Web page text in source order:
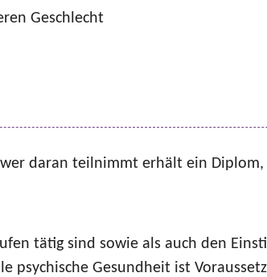
Geschlecht
daran teilnimmt erhält ein
tätig sind sowie als auch den
psychische Gesundheit ist